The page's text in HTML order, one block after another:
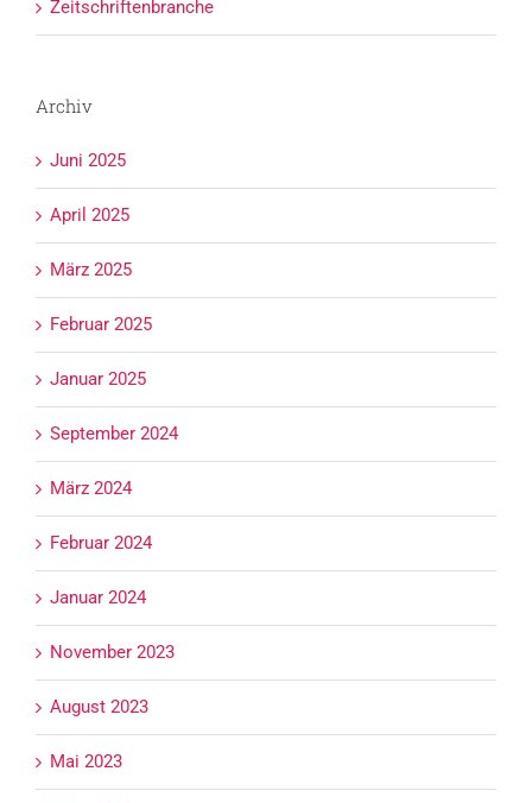
Zeitschriftenbranche
Archiv
Juni 2025
April 2025
März 2025
Februar 2025
Januar 2025
September 2024
März 2024
Februar 2024
Januar 2024
November 2023
August 2023
Mai 2023